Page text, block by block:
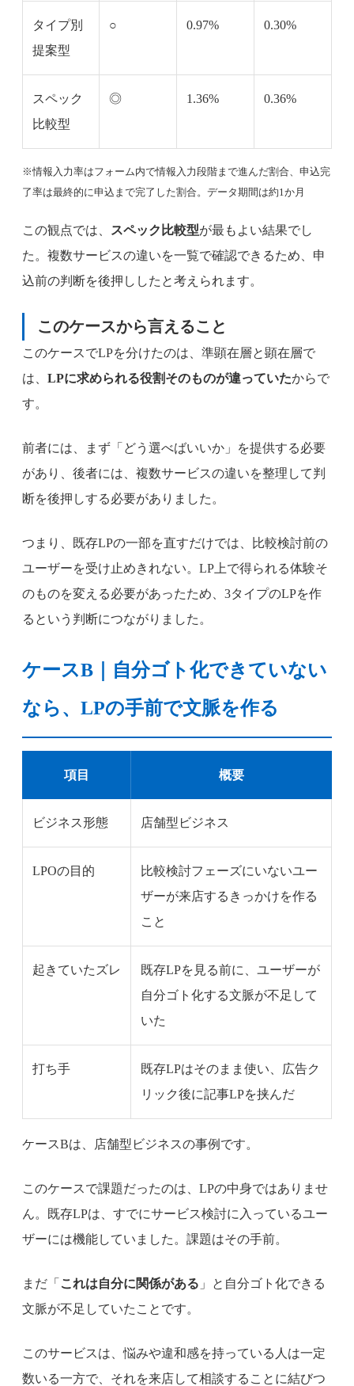
タイプ別
提案型
○ 0.97% 0.30%
スペック
比較型
◎ 1.36% 0.36%
※情報入力率はフォーム内で情報入力段階まで進んだ割合、申込完
了率は最終的に申込まで完了した割合。データ期間は約1か月
この観点では、 スペック比較型が最もよい結果でし
た。複数サービスの違いを一覧で確認できるため、申
込前の判断を後押ししたと考えられます。
このケースから言えること
このケースでLPを分けたのは、準顕在層と顕在層で
は、 LPに求められる役割そのものが違っていたからで
す。
前者には、まず「どう選べばいいか」を提供する必要
があり、後者には、複数サービスの違いを整理して判
断を後押しする必要がありました。
つまり、既存LPの一部を直すだけでは、比較検討前の
ユーザーを受け止めきれない。LP上で得られる体験そ
のものを変える必要があったため、3タイプのLPを作
るという判断につながりました。
ケースB｜自分ゴト化できていない
なら、LPの手前で文脈を作る
項目 概要
ビジネス形態 店舗型ビジネス
LPOの目的
比較検討フェーズにいないユー
ザーが来店するきっかけを作る
こと
起きていたズレ
既存LPを見る前に、ユーザーが
自分ゴト化する文脈が不足して
いた
打ち手
既存LPはそのまま使い、広告ク
リック後に記事LPを挟んだ
ケースBは、店舗型ビジネスの事例です。
このケースで課題だったのは、LPの中身ではありませ
ん。既存LPは、すでにサービス検討に入っているユー
ザーには機能していました。課題はその手前。
まだ「 これは自分に関係がある 」と自分ゴト化できる
文脈が不足していたことです。
このサービスは、悩みや違和感を持っている人は一定
数いる一方で、それを来店して相談することに結びつ